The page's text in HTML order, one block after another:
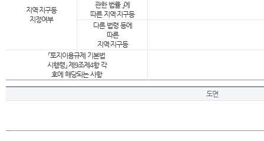
지역·지구등
지정여부
관한 법률 」에
따른 지역·지구등
다른 법령 등에
따른
지역·지구등
「토지이용규제 기본법
시행령」 제9조제4항 각
호에 해당되는 사항
도면